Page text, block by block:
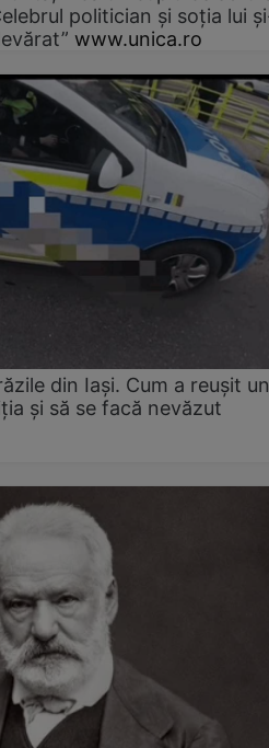
politician și soția lui
www.unica.ro
din Iași. Cum a reușit un
și să se facă nevăzut